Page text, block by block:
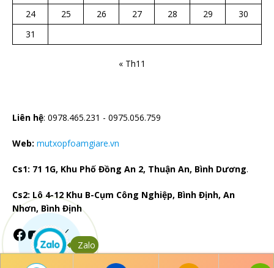
24
25 26 27 28 29
30
31
« Th11
Liên hệ: 0978.465.231 - 0975.056.759
Web: mutxopfoamgiare.vn
Cs1: 71 1G, Khu Phố Đồng An 2, Thuận An, Bình Dương.
Cs2: Lô 4-12 Khu B-Cụm Công Nghiệp, Bình Định, An
Nhơn, Bình Định
Zalo